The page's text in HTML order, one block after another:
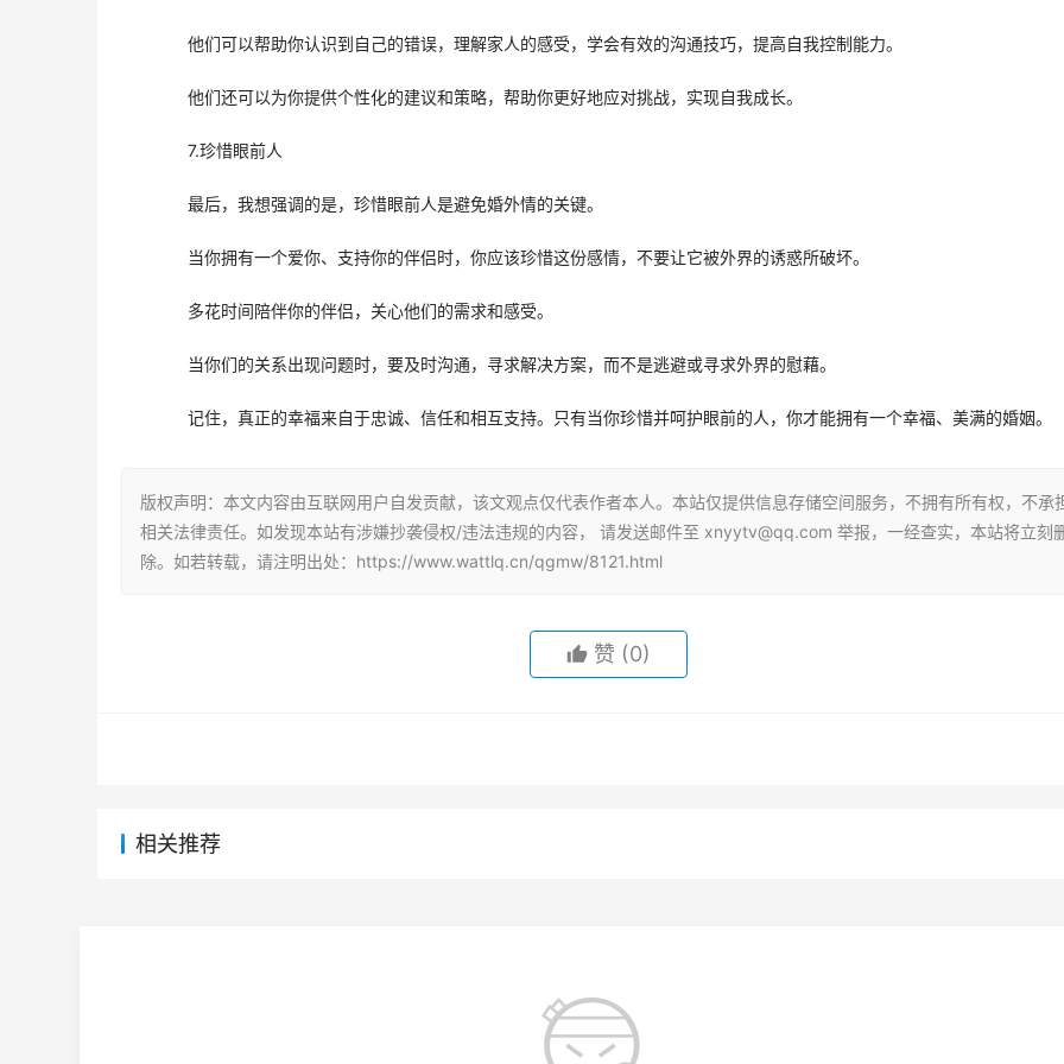
他们可以帮助你认识到自己的错误，理解家人的感受，学会有效的沟通技巧，提高自我控制能力。
他们还可以为你提供个性化的建议和策略，帮助你更好地应对挑战，实现自我成长。
7.珍惜眼前人
最后，我想强调的是，珍惜眼前人是避免婚外情的关键。
当你拥有一个爱你、支持你的伴侣时，你应该珍惜这份感情，不要让它被外界的诱惑所破坏。
多花时间陪伴你的伴侣，关心他们的需求和感受。
当你们的关系出现问题时，要及时沟通，寻求解决方案，而不是逃避或寻求外界的慰藉。
记住，真正的幸福来自于忠诚、信任和相互支持。只有当你珍惜并呵护眼前的人，你才能拥有一个幸福、美满的婚姻。
版权声明：本文内容由互联网用户自发贡献，该文观点仅代表作者本人。本站仅提供信息存储空间服务，不拥有所有权，不承
相关法律责任。如发现本站有涉嫌抄袭侵权/违法违规的内容， 请发送邮件至 xnyytv@qq.com 举报，一经查实，本站将立刻
除。如若转载，请注明出处：https://www.wattlq.cn/qgmw/8121.html
赞 (0)
相关推荐